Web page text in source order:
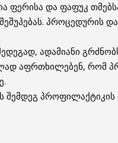
ფერისა და ფაფუკ
პროცედურის
ადამიანი
აფრთხილებენ, რომ
შემდეგ პროფილაქტიკის